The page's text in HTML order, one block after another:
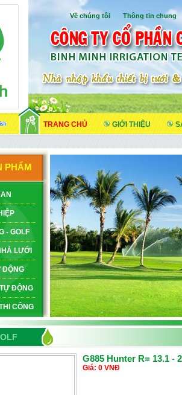
TRANG CHỦ GIỚI THIỆU
Về chúng tôi Thông tin chung
PHẨM
- GOLF
LƯỚI
ĐỘNG
ĐỘNG
CÔNG
G885 Hunter R= 13.1 -
Giá: 0 VNĐ